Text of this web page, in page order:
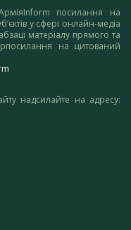
посилання на
у сфері онлайн-медіа
матеріалу прямого та
на цитований
надсилайте на адресу: